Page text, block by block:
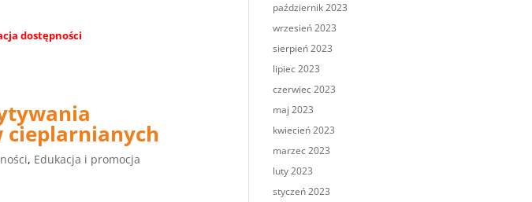
dostępności
cieplarnianych
, Edukacja i promocja
październik 2023
wrzesień 2023
sierpień 2023
lipiec 2023
czerwiec 2023
maj 2023
kwiecień 2023
marzec 2023
luty 2023
styczeń 2023